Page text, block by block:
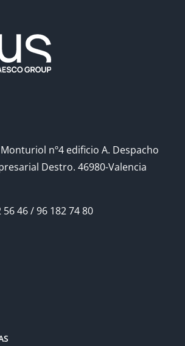
nº4 edificio A. Despacho
Destro. 46980-Valencia
56 46 / 96 182 74 80